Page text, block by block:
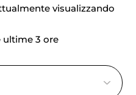
visualizzando
ultime 3 ore